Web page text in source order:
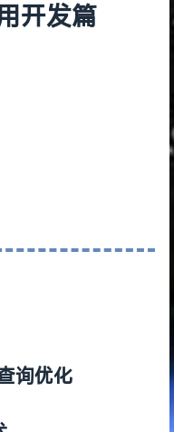
开发篇
询优化